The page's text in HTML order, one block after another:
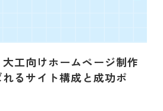
工向けホームページ制作
れるサイト構成と成功ポ